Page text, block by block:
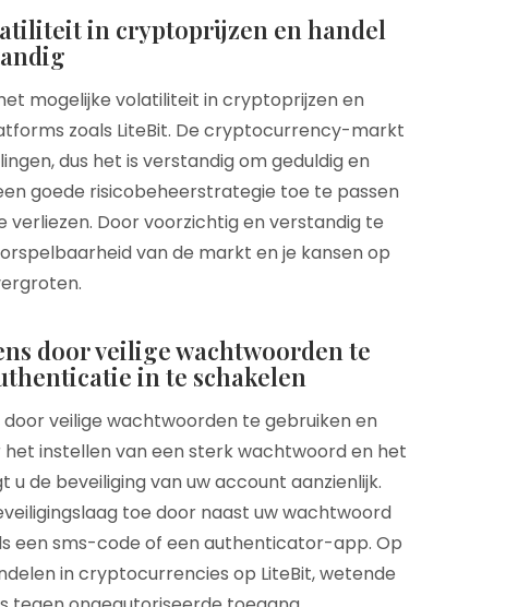
in cryptoprijzen en handel
mogelijke volatiliteit in cryptoprijzen en
zoals LiteBit. De cryptocurrency-markt
dus het is verstandig om geduldig en
goede risicobeheerstrategie toe te passen
Door voorzichtig en verstandig te
van de markt en je kansen op
door veilige wachtwoorden te
in te schakelen
veilige wachtwoorden te gebruiken en
instellen van een sterk wachtwoord en het
de beveiliging van uw account aanzienlijk.
toe door naast uw wachtwoord
een sms-code of een authenticator-app. Op
in cryptocurrencies op LiteBit, wetende